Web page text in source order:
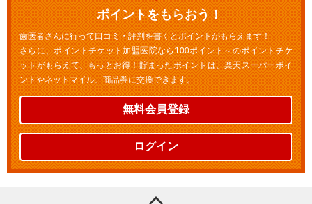
ポイントをもらおう！
歯医者さんに行って口コミ・評判を書くとポイントがもらえます！
さらに、ポイントチケット加盟医院なら100ポイント～のポイントチケ
ットがもらえて、もっとお得！貯まったポイントは、楽天スーパーポイ
ントやネットマイル、商品券に交換できます。
無料会員登録
ログイン